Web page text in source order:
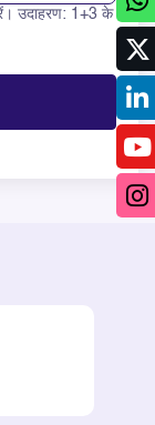
उदाहरण: 1+3 के